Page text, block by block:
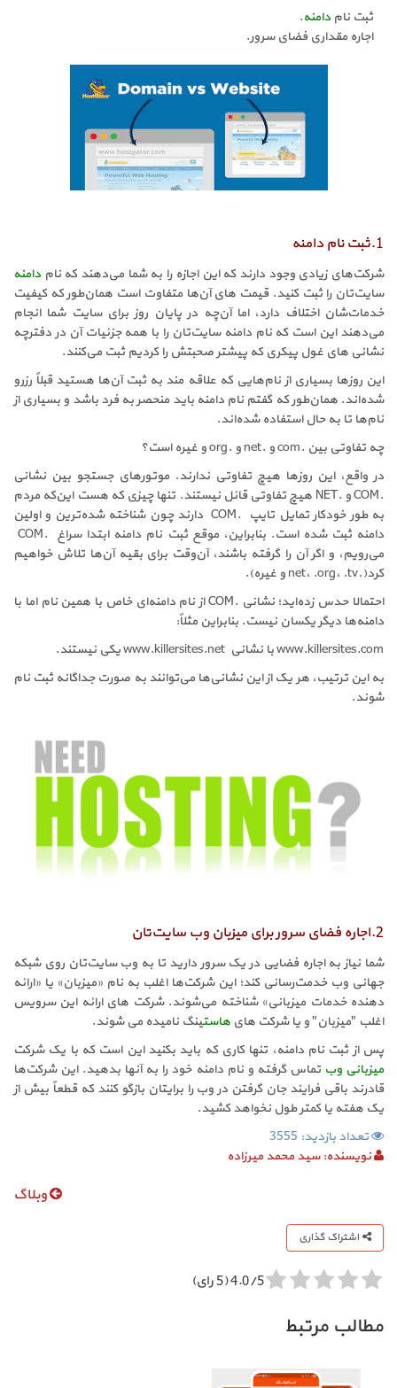
ثبت نام دامنه.
اجاره مقداری فضای سرور.
1.ثبت نام دامنه
شرکت‌های زیادی وجود دارند که این اجازه را به شما می‌دهند که نام دامنه
سایت‌تان را ثبت کنید. قیمت های آن‌ها متفاوت است همان‌طور که کیفیت
خدمات‌شان اختلاف دارد، اما آن‌چه در پایان روز برای سایت شما انجام
می‌دهند این است که نام دامنه سایت‌تان را با همه جزئیات آن در دفترچه
نشانی های غول پیکری که پیشتر صحبتش را کردیم ثبت می‌کنند.
این روزها بسیاری از نام‌هایی که علاقه مند به ثبت آن‌ها هستید قبلاً رزرو
شده‌اند. همان‌طور که گفتم نام دامنه باید منحصر به فرد باشد و بسیاری از
نام‌ها تا به حال استفاده شده‌اند.
چه تفاوتی بین .com و .net و .org و غیره است؟
در واقع، این روزها هیچ تفاوتی ندارند. موتورهای جستجو بین نشانی
.COM و .NET هیچ تفاوتی قائل نیستند. تنها چیزی که هست این‌که مردم
به طور خودکار تمایل تایپ .COM دارند چون شناخته شده‌ترین و اولین
دامنه ثبت شده است. بنابراین، موقع ثبت نام دامنه ابتدا سراغ .COM
می‌رویم، و اگر آن را گرفته باشند، آن‌وقت برای بقیه آن‌ها تلاش خواهیم
کرد(.net، .org، .tv و غیره).
احتمالا حدس زده‌اید؛ نشانی .COM از نام دامنه‌ای خاص با همین نام اما با
دامنه‌ها دیگر یکسان نیست. بنابراین مثلاً:
www.killersites.com با نشانی www.killersites.net یکی نیستند.
به این ترتیب، هر یک از این نشانی‌ها می‌توانند به صورت جداگانه ثبت نام
شوند.
2.اجاره فضای سرور برای میزبان وب سایت‌تان
شما نیاز به اجاره فضایی در یک سرور دارید تا به وب سایت‌تان روی شبکه
جهانی وب خدمت‌رسانی کند؛ این شرکت‌ها اغلب به نام «میزبان» یا «ارائه
دهنده خدمات میزبانی» شناخته می‌شوند. شرکت های ارائه این سرویس
اغلب "میزبان" و یا شرکت های هاستینگ نامیده می شوند.
پس از ثبت نام دامنه، تنها کاری که باید بکنید این است که با یک شرکت
میزبانی وب تماس گرفته و نام دامنه خود را به آنها بدهید. این شرکت‌ها
قادرند باقی فرایند جان گرفتن در وب را برایتان بازگو کنند که قطعاً بیش از
یک هفته یا کمتر طول نخواهد کشید.
تعداد بازدید: 3555
نویسنده:سید محمد میرزاده
وبلاگ
اشتراک گذاری
4.0/5 (5 رای)
مطالب مرتبط